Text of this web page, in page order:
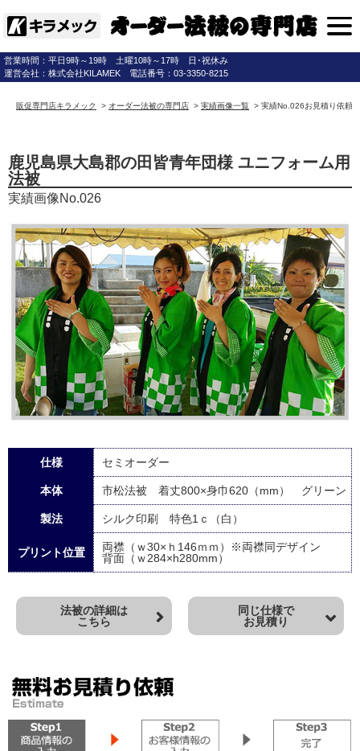
営業時間：平日9時～19時 土曜10時～17時 日･祝休み
運営会社：株式会社KILAMEK 電話番号：03-3350-8215
販促専門店キラメック > オーダー法被の専門店 > 実績画像一覧 > 実績No.026お見積り依頼(
鹿児島県大島郡の田皆青年団様 ユニフォーム用
法被
実績画像No.026
仕様 セミオーダー
本体 市松法被 着丈800×身巾620（mm） グリーン
製法 シルク印刷 特色1ｃ（白）
プリント位置
両襟（ｗ30×ｈ146ｍｍ）※両襟同デザイン
背面（ｗ284×h280mm）
法被の詳細は
こちら
同じ仕様で
お見積り